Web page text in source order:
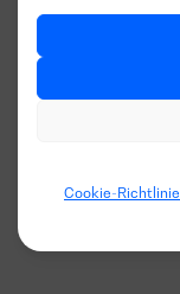
Cookie-Richtlinie